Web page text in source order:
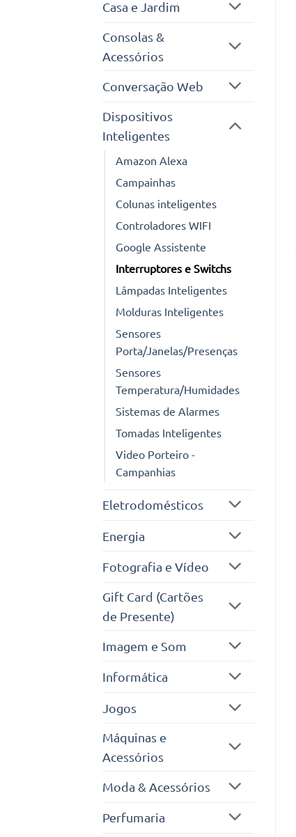
Casa e Jardim
Consolas &
Acessórios
Conversação Web
Dispositivos
Inteligentes
Amazon Alexa
Campainhas
Colunas inteligentes
Controladores WIFI
Google Assistente
Interruptores e Switchs
Lâmpadas Inteligentes
Molduras Inteligentes
Sensores
Porta/Janelas/Presenças
Sensores
Temperatura/Humidades
Sistemas de Alarmes
Tomadas Inteligentes
Video Porteiro -
Campanhias
Eletrodomésticos
Energia
Fotografia e Vídeo
Gift Card (Cartões
de Presente)
Imagem e Som
Informática
Jogos
Máquinas e
Acessórios
Moda & Acessórios
Perfumaria